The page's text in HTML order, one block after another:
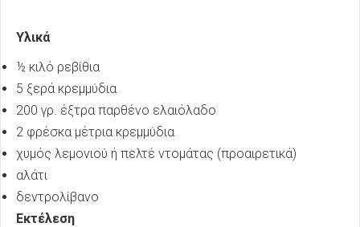
Υλικά
½ κιλό ρεβίθια
5 ξερά κρεμμύδια
200 γρ. έξτρα παρθένο ελαιόλαδο
2 φρέσκα μέτρια κρεμμύδια
χυμός λεμονιού ή πελτέ ντομάτας (προαιρετικά)
αλάτι
δεντρολίβανο
Εκτέλεση